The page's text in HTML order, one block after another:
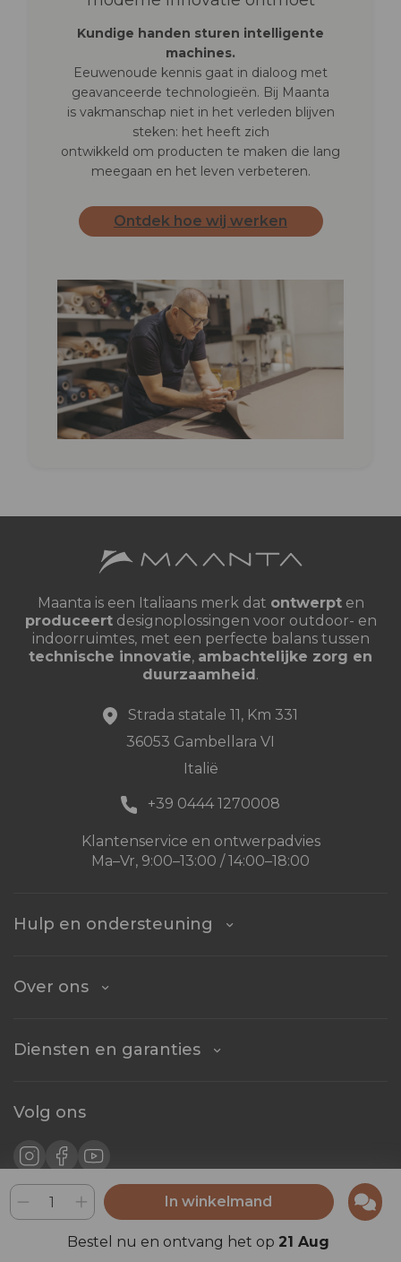
In winkelmand
Bestel nu en ontvang het op 21 Aug
Kundige handen sturen intelligente
machines.
Eeuwenoude kennis gaat in dialoog met
geavanceerde technologieën. Bij Maanta
is vakmanschap niet in het verleden blijven
steken: het heeft zich
ontwikkeld om producten te maken die lang
meegaan en het leven verbeteren.
Ontdek hoe wij werken
Maanta is een Italiaans merk dat ontwerpten
produceertdesignoplossingen voor outdoor- en
indoorruimtes, met een perfecte balans tussen
technische innovatie, ambachtelijke zorg en
duurzaamheid .
Strada statale 11, Km 331
36053 Gambellara VI
Italië
+39 0444 1270008
Klantenservice en ontwerpadvies
Ma–Vr, 9:00–13:00 / 14:00–18:00
Hulp en ondersteuning
Over ons
Diensten en garanties
Volg ons
Blijf in contact
Abonneren